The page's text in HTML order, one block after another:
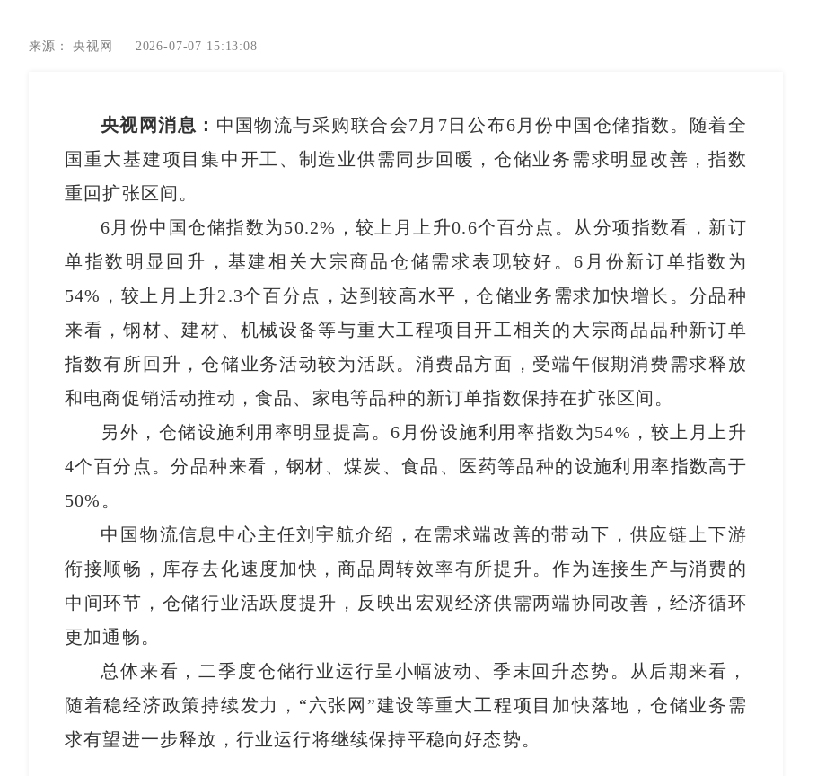
来源： 央视网 2026-07-07 15:13:08
央视网消息： 中国物流与采购联合会7月7日公布6月份中国仓储指数。随着全
国重大基建项目集中开工、制造业供需同步回暖，仓储业务需求明显改善，指数
重回扩张区间。
6月份中国仓储指数为50.2%，较上月上升0.6个百分点。从分项指数看，新订
单指数明显回升，基建相关大宗商品仓储需求表现较好。6月份新订单指数为
54%，较上月上升2.3个百分点，达到较高水平，仓储业务需求加快增长。分品种
来看，钢材、建材、机械设备等与重大工程项目开工相关的大宗商品品种新订单
指数有所回升，仓储业务活动较为活跃。消费品方面，受端午假期消费需求释放
和电商促销活动推动，食品、家电等品种的新订单指数保持在扩张区间。
另外，仓储设施利用率明显提高。6月份设施利用率指数为54%，较上月上升
4个百分点。分品种来看，钢材、煤炭、食品、医药等品种的设施利用率指数高于
50%。
中国物流信息中心主任刘宇航介绍，在需求端改善的带动下，供应链上下游
衔接顺畅，库存去化速度加快，商品周转效率有所提升。作为连接生产与消费的
中间环节，仓储行业活跃度提升，反映出宏观经济供需两端协同改善，经济循环
更加通畅。
总体来看，二季度仓储行业运行呈小幅波动、季末回升态势。从后期来看，
随着稳经济政策持续发力，“六张网”建设等重大工程项目加快落地，仓储业务需
求有望进一步释放，行业运行将继续保持平稳向好态势。